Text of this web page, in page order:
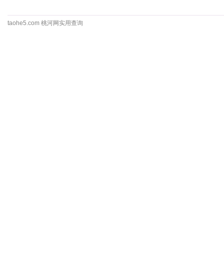
taohe5.com 桃河网实用查询